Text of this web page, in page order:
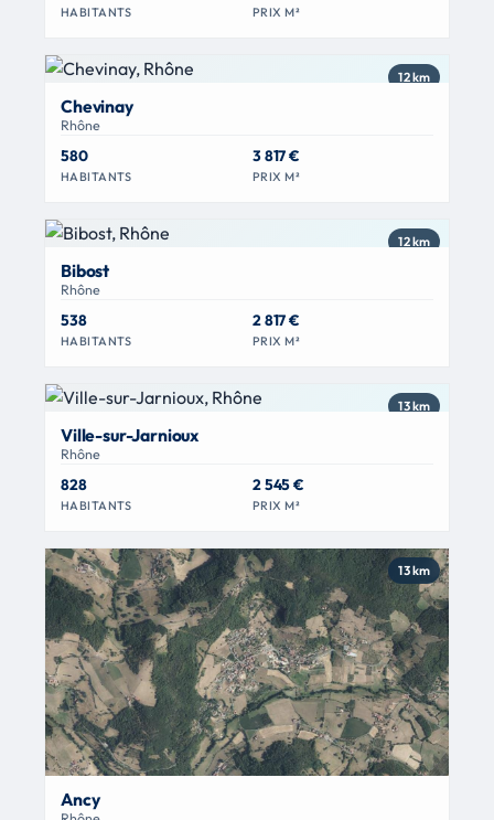
HABITANTS PRIX M²
12 km
Chevinay
Rhône
580
HABITANTS
3 817 €
PRIX M²
12 km
Bibost
Rhône
538
HABITANTS
2 817 €
PRIX M²
13 km
Ville-sur-Jarnioux
Rhône
828
HABITANTS
2 545 €
PRIX M²
13 km
Ancy